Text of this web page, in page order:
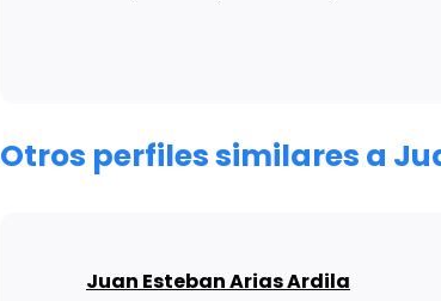
Otros perfiles similares a
Juan Esteban Arias Ardila